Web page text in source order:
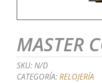
MASTER
SKU:N/D
CATEGORÍA:RELOJERÍA